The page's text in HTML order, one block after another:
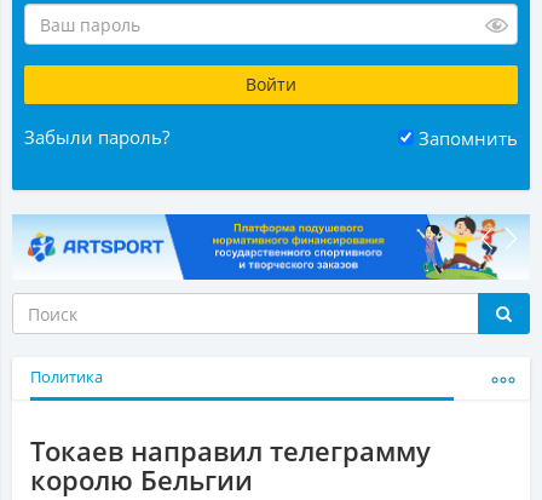
Забыли пароль? Запомнить
Политика
Токаев направил телеграмму
королю Бельгии